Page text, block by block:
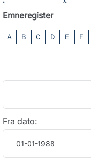
Emneregister
A B C D E F
Fra dato: